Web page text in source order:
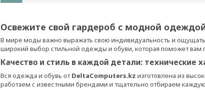
Освежите свой гардероб с модной
В мире моды важно выражать свою индивидуальность и
широкий выбор стильной одежды и обуви, которая поможет вам
Качество и стиль в каждой детали: технические
Вся одежда и обувь отDeltaComputers.kz изготовлена из
работаем с известными брендами и тщательно отбираем